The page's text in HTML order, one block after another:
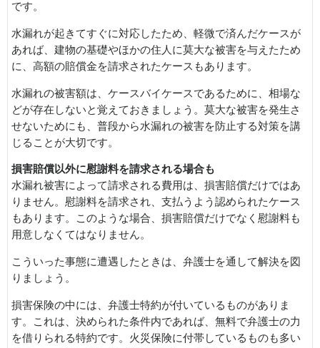
です。
水漏れが起きてすぐに対応したため、軽微で済んだケースが
あれば、建物の基礎やほかの住人に莫大な被害を与えたため
に、高額の賠償金を請求されたケースもあります。
水漏れの被害額は、ケースバイケースであるために、相場な
どが存在しないと覚えておきましょう。莫大な被害を発生さ
せないためにも、普段から水漏れの被害を防止する対策を講
じることが大切です。
損害賠償以外に慰謝料を請求される場合も
水漏れ被害によって請求される費用は、損害賠償だけではあ
りません。慰謝料を請求され、支払うよう認められたケース
もあります。このような場合、損害賠償だけでなく慰謝料も
用意しなくてはなりません。
こういった事態に遭遇したときは、弁護士を通して解決を図
りましょう。
損害保険の中には、弁護士特約が付いているものがありま
す。これは、決められた条件内であれば、無料で弁護士の力
を借りられる特約です。火災保険に付帯しているものも多い